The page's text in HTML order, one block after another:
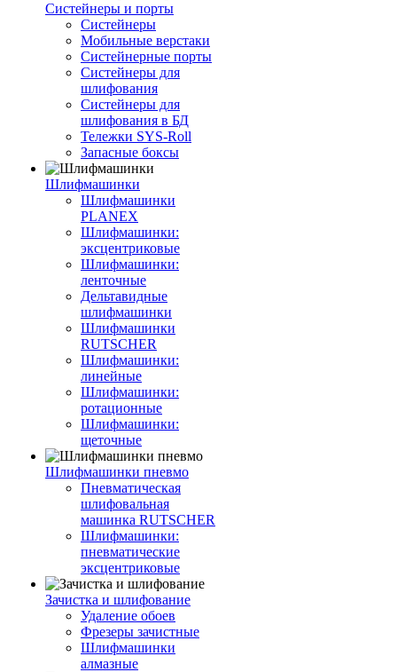
Систейнеры и порты
Систейнеры
Мобильные верстаки
Систейнерные порты
Систейнеры для
шлифования
Систейнеры для
шлифования в БД
Тележки SYS-Roll
Запасные боксы
Шлифмашинки
Шлифмашинки
PLANEX
Шлифмашинки:
эксцентриковые
Шлифмашинки:
ленточные
Дельтавидные
шлифмашинки
Шлифмашинки
RUTSCHER
Шлифмашинки:
линейные
Шлифмашинки:
ротационные
Шлифмашинки:
щеточные
Шлифмашинки пневмо
Пневматическая
шлифовальная
машинка RUTSCHER
Шлифмашинки:
пневматические
эксцентриковые
Зачистка и шлифование
Удаление обоев
Фрезеры зачистные
Шлифмашинки
алмазные